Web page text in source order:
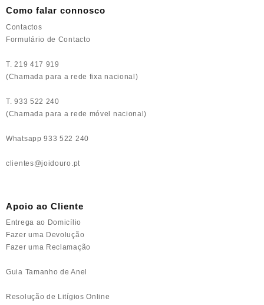
Como falar connosco
Contactos
Formulário de Contacto
T. 219 417 919
(Chamada para a rede fixa nacional)
T. 933 522 240
(Chamada para a rede móvel nacional)
Whatsapp 933 522 240
clientes@joidouro.pt
Apoio ao Cliente
Entrega ao Domicílio
Fazer uma Devolução
Fazer uma Reclamação
Guia Tamanho de Anel
Resolução de Litígios Online